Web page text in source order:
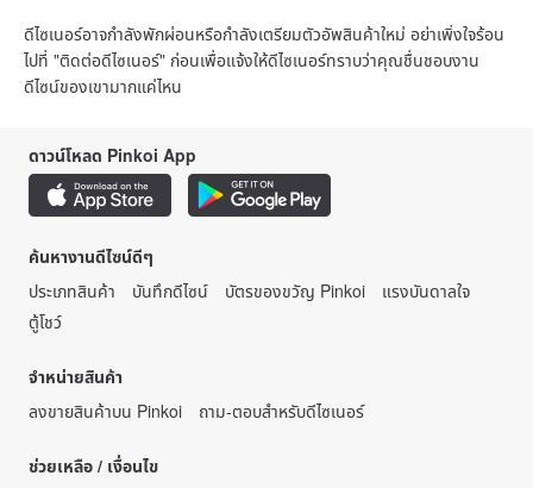
ดีไซเนอร์อาจกำลังพักผ่อนหรือกำลังเตรียมตัวอัพสินค้าใหม่ อย่าเพิ่งใจร้อน
ไปที่ "ติดต่อดีไซเนอร์" ก่อนเพื่อแจ้งให้ดีไซเนอร์ทราบว่าคุณชื่นชอบงาน
ดีไซน์ของเขามากแค่ไหน
ดาวน์โหลด Pinkoi App
ค้นหางานดีไซน์ดีๆ
ประเภทสินค้า
บันทึกดีไซน์ บัตรของขวัญ Pinkoi
แรงบันดาลใจ
ตู้โชว์
จำหน่ายสินค้า
ลงขายสินค้าบน Pinkoi
ถาม-ตอบสำหรับดีไซเนอร์
ช่วยเหลือ / เงื่อนไข